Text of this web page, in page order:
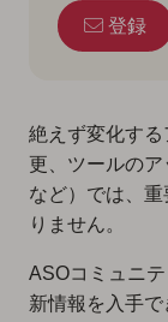
登録
絶えず変化す
更、ツールの
など）では、
りません。
ASOコミュニ
新情報を入手で